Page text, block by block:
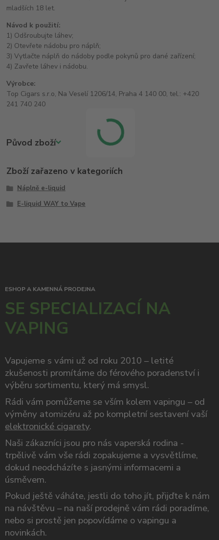
mladších 18 let.
Návod k použití:
1) Odšroubujte láhev;
2) Otevřete nádobu pro náplň;
3) Vytlačte náplň do nádoby podle pokynů pro dané zařízení;
4) Zavřete láhev i nádobu.
Výrobce:
Top Cigars s.r.o, Na Veselí 1206/14, Praha 4 140 00, tel.: +420
241 740 240
Původ zboží
Zboží zařazeno v kategoriích
Náplně e-liquid
E-liquid WAY to Vape
ESHOP A KAMENNÁ PRODEJNA
SE SPECIALIZACÍ NA
VAPING
Vapujeme s vámi už od roku 2010 – letité
zkušenosti promítáme do férového poradenství i
výběru sortimentu, který má smysl.
Rádi vám pomůžeme se vším kolem vapingu – od
výměny atomizéru až po kompletní sestavení vaší
elektronické cigarety.
Naši zákazníci jsou pro nás vaperská rodina -
trpělivě vám vše rádi zopakujeme a vysvětlíme,
dokud neodcházíte s jasnými informacemi a
úsměvem.
Pokud ještě váháte, jestli do toho jít, přijďte k nám
na návštěvu – na naší prodejně vám rádi poradíme,
nebo si prostě jen popovídáme o vapingu a
novinkách.